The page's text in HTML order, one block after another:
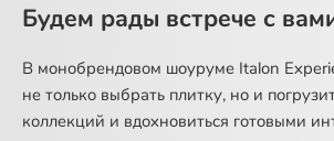
Будем рады встрече с
В монобрендовом шоуруме Italon
не только выбрать плитку, но и
коллекций и вдохновиться готовыми